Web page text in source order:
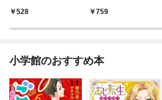
528 759
小学館のおすすめ本